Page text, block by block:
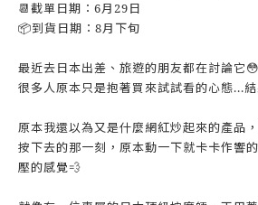
📆截單日期：6月29日
📦到貨日期：8月下旬
最近去日本出差、旅遊的朋友都在討論它😳
很多人原本只是抱著買來試試看的心態...
原本我還以為又是什麼網紅炒起來的產品
按下去的那一刻，原本動一下就卡卡作響
壓的感覺💨